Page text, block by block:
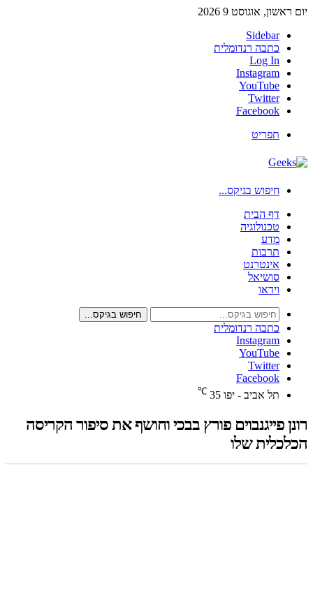
יום ראשון, אוגוסט 9 2026
Sidebar
כתבה רנדומלית
Log In
Instagram
YouTube
Twitter
Facebook
תפריט
חיפוש בגיקס...
דף הבית
טכנולוגיה
מדע
תרבות
אינטרנט
סושיאל
וידאו
חיפוש בגיקס...
כתבה רנדומלית
Instagram
YouTube
Twitter
Facebook
תל אביב - יפו 35
℃
רונן פייגנבוים פורץ בבכי וחושף את סיפור הקריסה
הכלכלית שלו